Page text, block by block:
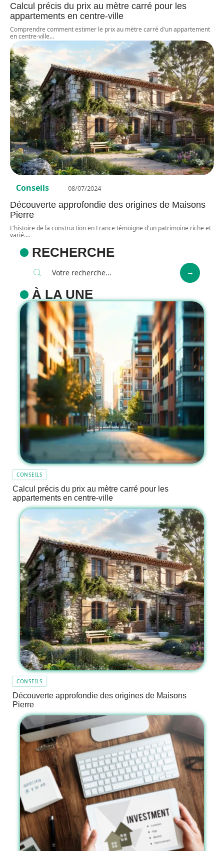
Calcul précis du prix au mètre carré pour les
appartements en centre-ville
Comprendre comment estimer le prix au mètre carré d'un appartement
en centre-ville…
Conseils 08/07/2024
Découverte approfondie des origines de Maisons
Pierre
L'histoire de la construction en France témoigne d'un patrimoine riche et
varié.…
RECHERCHE
À LA UNE
CONSEILS
Calcul précis du prix au mètre carré pour les
appartements en centre-ville
CONSEILS
Découverte approfondie des origines de Maisons
Pierre